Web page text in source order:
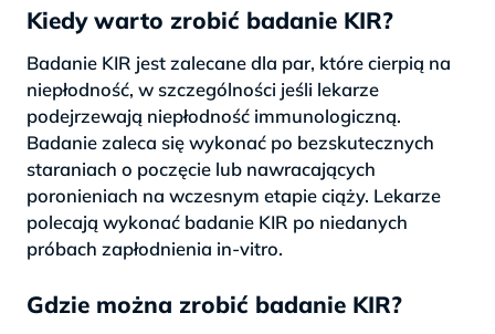
Kiedy warto zrobić badanie KIR?
Badanie KIR jest zalecane dla par, które cierpią na
niepłodność, w szczególności jeśli lekarze
podejrzewają niepłodność immunologiczną.
Badanie zaleca się wykonać po bezskutecznych
staraniach o poczęcie lub nawracających
poronieniach na wczesnym etapie ciąży. Lekarze
polecają wykonać badanie KIR po niedanych
próbach zapłodnienia in-vitro.
Gdzie można zrobić badanie KIR?